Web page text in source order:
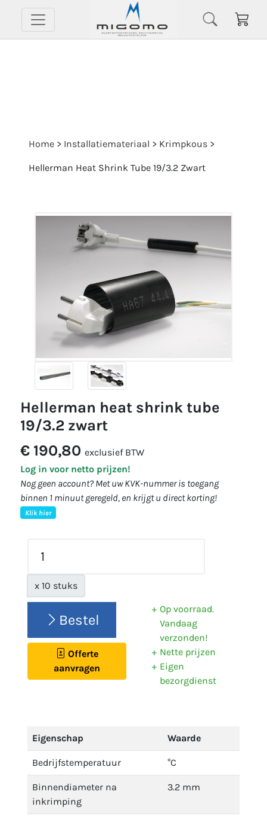
Home > Installatiemateriaal > Krimpkous >
Hellerman Heat Shrink Tube 19/3.2 Zwart
hellerman heat shrink tube
19/3.2 zwart
€ 190,80 exclusief BTW
Log in voor netto prijzen!
Nog geen account? Met uw KVK-nummer is toegang
binnen 1 minuut geregeld, en krijgt u direct korting!
Klik hier
x 10 stuks
Bestel
Offerte
aanvragen
Op voorraad.
Vandaag
verzonden!
Nette prijzen
Eigen
bezorgdienst
Eigenschap Waarde
Bedrijfstemperatuur °C
Binnendiameter na
inkrimping
3.2 mm